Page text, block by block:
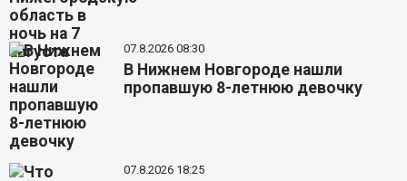
07.8.2026 08:30
В Нижнем Новгороде нашли
пропавшую 8-летнюю девочку
07.8.2026 18:25